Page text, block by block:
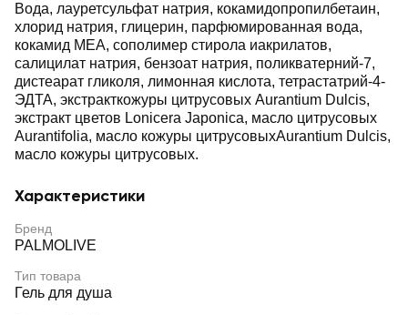
Вода, лауретсульфат натрия, кокамидопропилбетаин,
хлорид натрия, глицерин, парфюмированная вода,
кокамид MEA, сополимер стирола иакрилатов,
салицилат натрия, бензоат натрия, поликватерний-7,
дистеарат гликоля, лимонная кислота, тетрастатрий-4-
ЭДТА, экстракткожуры цитрусовых Aurantium Dulcis,
экстракт цветов Lonicera Japonica, масло цитрусовых
Aurantifolia, масло кожуры цитрусовыхAurantium Dulcis,
масло кожуры цитрусовых.
Характеристики
Бренд
PALMOLIVE
Тип товара
Гель для душа